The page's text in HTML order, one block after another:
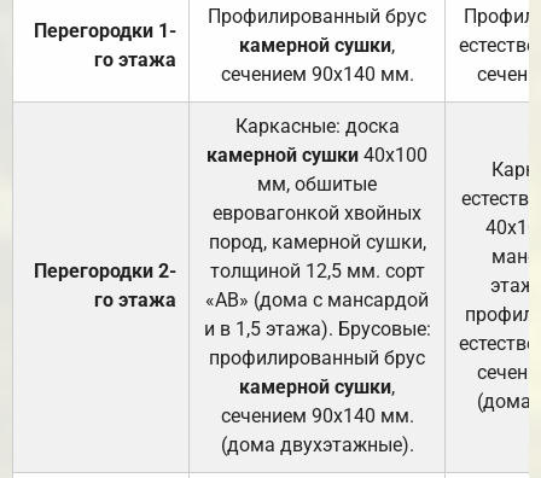
Перегородки 1-
го этажа
Профилированный брус
камерной сушки,
сечением 90х140 мм.
Перегородки 2-
го этажа
Каркасные: доска
камерной сушки 40х100
мм, обшитые
евровагонкой хвойных
пород, камерной сушки,
толщиной 12,5 мм. сорт
«АВ» (дома с мансардой
и в 1,5 этажа). Брусовые:
профилированный брус
камерной сушки,
сечением 90х140 мм.
(дома двухэтажные).
(дома